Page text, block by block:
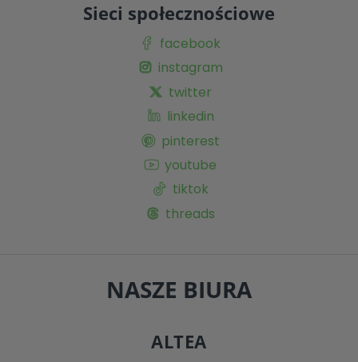
Sieci społecznościowe
facebook
instagram
twitter
linkedin
pinterest
youtube
tiktok
threads
NASZE BIURA
ALTEA